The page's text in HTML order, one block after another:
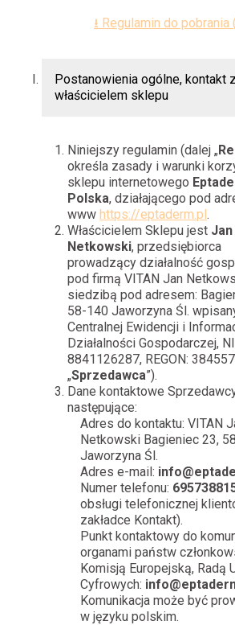
⭳ Regulamin do pobrania
Postanowienia ogólne, kontakt z
właścicielem sklepu
Niniejszy regulamin (dalej „
określa zasady i warunki
sklepu internetowego
Polska, działającego pod
wwwhttps://eptaderm.pl.
Właścicielem Sklepu jest Jan
Netkowski, przedsiębiorca
prowadzący działalność
pod firmą VITAN Jan
siedzibą pod adresem:
58-140 Jaworzyna Śl.
Centralnej Ewidencji i
Działalności Gospodarczej,
8841126287, REGON:
„Sprzedawca”).
Dane kontaktowe
następujące:
Adres do kontaktu: VITAN
Netkowski Bagieniec 23,
Jaworzyna Śl.
Adres e-mail:
Numer telefonu:
obsługi telefonicznej
zakładce Kontakt).
Punkt kontaktowy do
organami państw
Komisją Europejską, Radą
Cyfrowych:
Komunikacja może być
w języku polskim.